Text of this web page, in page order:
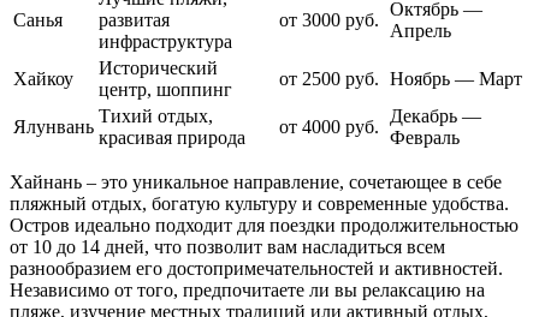
Санья
развитая
инфраструктура
от 3000 руб.
Октябрь —
Апрель
Хайкоу
Исторический
центр, шоппинг
от 2500 руб. Ноябрь — Март
Ялунвань
Тихий отдых,
красивая природа
от 4000 руб.
Декабрь —
Февраль
Хайнань – это уникальное направление, сочетающее в себе
пляжный отдых, богатую культуру и современные удобства.
Остров идеально подходит для поездки продолжительностью
от 10 до 14 дней, что позволит вам насладиться всем
разнообразием его достопримечательностей и активностей.
Независимо от того, предпочитаете ли вы релаксацию на
пляже, изучение местных традиций или активный отдых,